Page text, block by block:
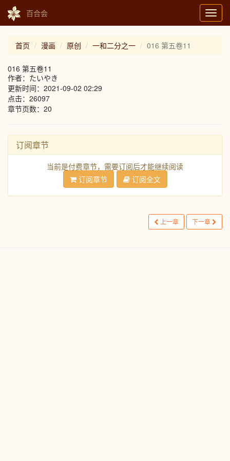
百合会
首页 漫画 原创 一和二分之一 016 第五卷11
016 第五卷11
作者：たいやき
更新时间：2021-09-02 02:29
点击：26097
章节页数：20
订阅章节
当前是付费章节，需要订阅后才能继续阅读
订阅章节
订阅全文
上一章 下一章